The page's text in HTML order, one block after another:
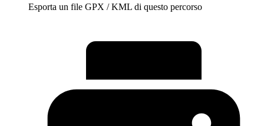
Esporta un file GPX / KML di questo percorso